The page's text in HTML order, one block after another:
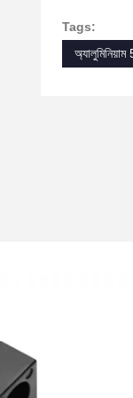
Tags:
অ্যালুমিনিয়াম